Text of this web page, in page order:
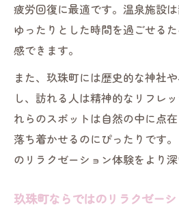
森林浴でリラクゼーシ
方法
リラクゼーション散策
い
自然の中でリラクゼー
ゆっくり過ごすなら玖珠町
リラクゼーション重視
紹介
玖珠町で味わう贅沢な
疲労回復に最適です。温泉施設は
ゆったりとした時間を過ごせる
感できます。
また、玖珠町には歴史的な神社
し、訪れる人は精神的なリフレ
れらのスポットは自然の中に点
落ち着かせるのにぴったりです
のリラクゼーション体験をより
玖珠町ならではのリラクゼー